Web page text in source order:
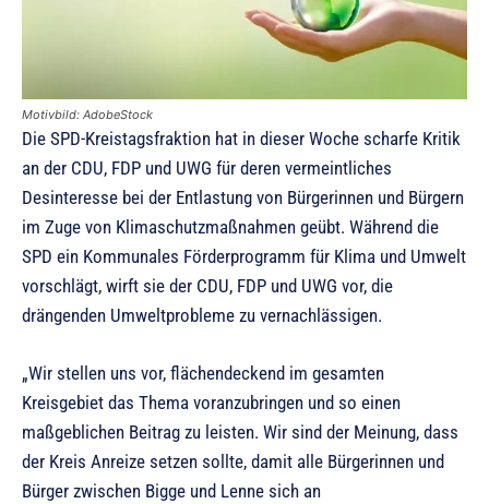
Motivbild: AdobeStock
Die SPD-Kreistagsfraktion hat in dieser Woche scharfe Kritik
an der CDU, FDP und UWG für deren vermeintliches
Desinteresse bei der Entlastung von Bürgerinnen und Bürgern
im Zuge von Klimaschutzmaßnahmen geübt. Während die
SPD ein Kommunales Förderprogramm für Klima und Umwelt
vorschlägt, wirft sie der CDU, FDP und UWG vor, die
drängenden Umweltprobleme zu vernachlässigen.
„Wir stellen uns vor, flächendeckend im gesamten
Kreisgebiet das Thema voranzubringen und so einen
maßgeblichen Beitrag zu leisten. Wir sind der Meinung, dass
der Kreis Anreize setzen sollte, damit alle Bürgerinnen und
Bürger zwischen Bigge und Lenne sich an